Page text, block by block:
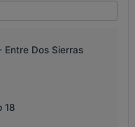
Entre Dos Sierras
18